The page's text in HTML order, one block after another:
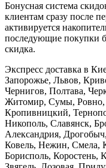
Бонусная система
клиентам сразу после
активируется
последующие покупки
скидка.
Экспресс доставка в
Запорожье, Львов,
Чернигов, Полтава,
Житомир, Сумы, Ровно,
Кропивницкий,
Никополь, Славянск,
Александрия,
Ковель, Нежин, Смела,
Борисполь,